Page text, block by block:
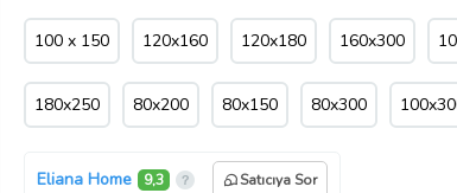
100 x 150 120x160 120x180 160x300
180x250 80x200 80x150 80x300
Eliana Home 9,3 Satıcıya Sor